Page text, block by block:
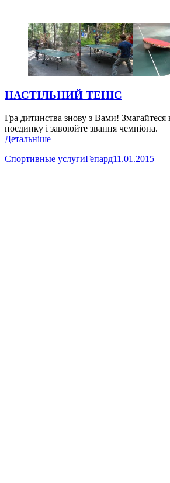
НАСТІЛЬНИЙ ТЕНІС
Гра дитинства знову з Вами!
поєдинку і завоюйте звання чемпіона.
Детальніше
Спортивные услугиГепард11.01.2015